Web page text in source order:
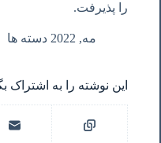
را پذیرفت.
مه, 2022 دسته ها
این نوشته را به اشتراک